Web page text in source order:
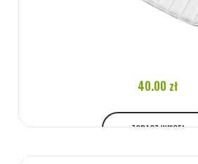
40.00 zł
ZOBACZ WIĘCEJ